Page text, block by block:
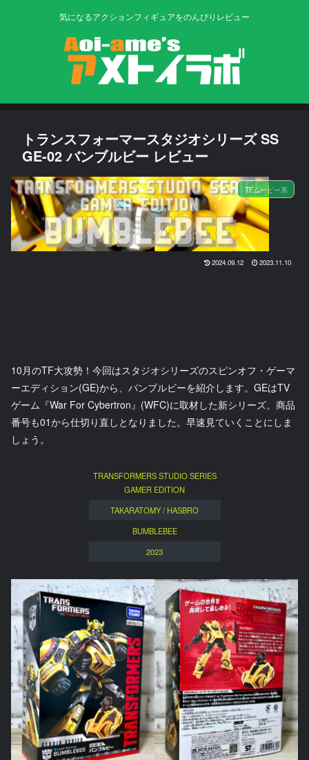
気になるアクションフィギュアをのんびりレビュー
トランスフォーマースタジオシリーズ SS
GE-02 バンブルビー レビュー
TFムービー系
2024.09.12 2023.11.10
10月のTF大攻勢！今回はスタジオシリーズのスピンオフ・ゲーマ
ーエディション(GE)から、バンブルビーを紹介します。GEはTV
ゲーム『War For Cybertron』(WFC)に取材した新シリーズ。商品
番号も01から仕切り直しとなりました。早速見ていくことにしま
しょう。
TRANSFORMERS STUDIO SERIES
GAMER EDITION
TAKARATOMY / HASBRO
BUMBLEBEE
2023